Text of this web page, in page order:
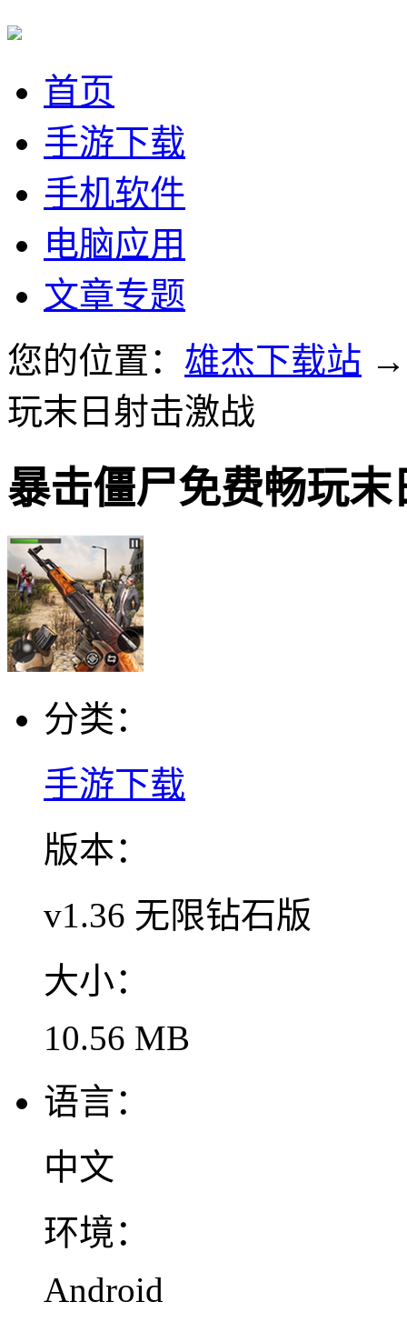
首页
手游下载
手机软件
电脑应用
文章专题
您的位置： 雄杰下载站
玩末日射击激战
暴击僵尸免费畅玩末
分类：
手游下载
版本：
v1.36 无限钻石版
大小：
10.56 MB
语言：
中文
环境：
Android